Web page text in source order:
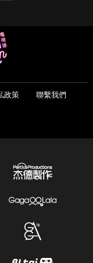
政策 聯繫我們